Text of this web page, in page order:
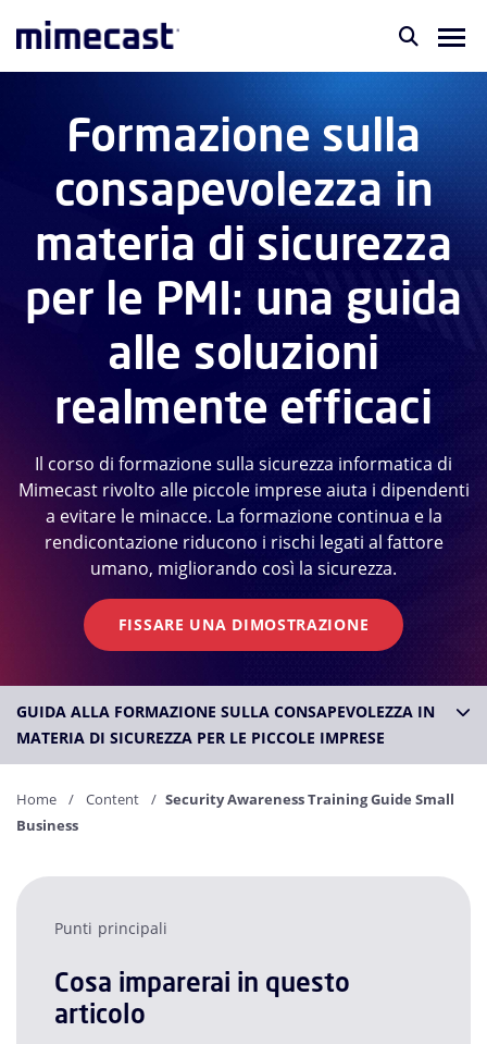
Formazione sulla
consapevolezza in
materia di sicurezza
per le PMI: una guida
alle soluzioni
realmente efficaci
Il corso di formazione sulla sicurezza informatica di
Mimecast rivolto alle piccole imprese aiuta i dipendenti
a evitare le minacce. La formazione continua e la
rendicontazione riducono i rischi legati al fattore
umano, migliorando così la sicurezza.
FISSARE UNA DIMOSTRAZIONE
GUIDA ALLA FORMAZIONE SULLA CONSAPEVOLEZZA IN
MATERIA DI SICUREZZA PER LE PICCOLE IMPRESE
Home Content
Security Awareness Training Guide Small
Business
Punti principali
Cosa imparerai in questo
articolo